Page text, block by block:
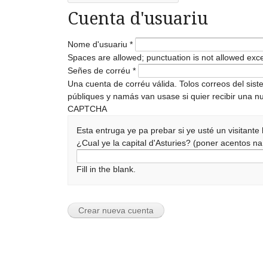
Cuenta d'usuariu
Nome d'usuariu *
Spaces are allowed; punctuation is not allowed
Señes de corréu *
Una cuenta de corréu válida. Tolos correos del
públiques y namás van usase si quier recibir una
CAPTCHA
Esta entruga ye pa prebar si ye usté un
¿Cual ye la capital d'Asturies? (poner acentos
Fill in the blank.